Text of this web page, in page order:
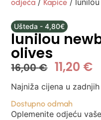
odjeća / Kapice /
Ušteda - 4,80€
lunilou
olives
16,00€ 11,20 €
Najniža cijena u
Dostupno odmah
Oplemenite odjeću